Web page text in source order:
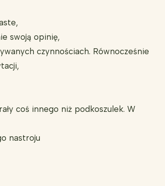
swoją opinię,
czynnościach. Równocześnie
coś innego niż podkoszulek. W
nastroju